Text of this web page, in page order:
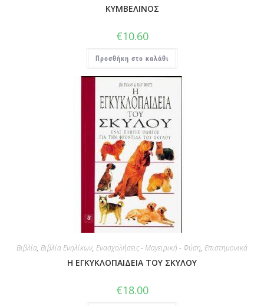
ΚΥΜΒΕΛΙΝΟΣ
€10.60
Προσθήκη στο καλάθι
Βιβλία, Βιβλία Ενηλίκων, Ενασχολήσεις - Μαγειρική - Φύση, Επιστημονικά
Η ΕΓΚΥΚΛΟΠΑΙΔΕΙΑ ΤΟΥ ΣΚΥΛΟΥ
€18.00